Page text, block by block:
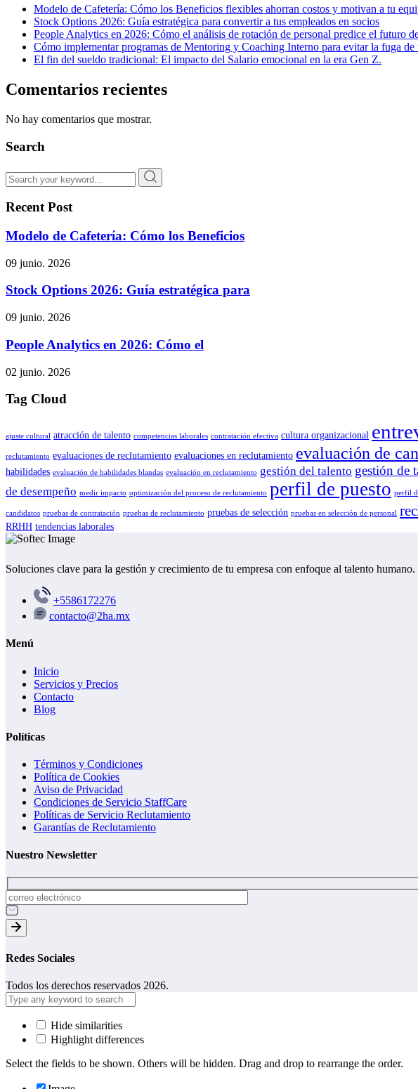
Modelo de Cafetería: Cómo los Beneficios flexibles ahorran costos y motivan a tu
Stock Options 2026: Guía estratégica para convertir a tus empleados en socios
People Analytics en 2026: Cómo el análisis de rotación de personal predice el futuro
Cómo implementar programas de Mentoring y Coaching Interno para evitar la fuga de
El fin del sueldo tradicional: El impacto del Salario emocional en la era Gen Z.
Comentarios recientes
No hay comentarios que mostrar.
Search
Recent Post
Modelo de Cafetería: Cómo los Beneficios
09 junio. 2026
Stock Options 2026: Guía estratégica para
09 junio. 2026
People Analytics en 2026: Cómo el
02 junio. 2026
Tag Cloud
ajuste cultural atracción de talento competencias laborales contratación efectiva cultura organizacional
reclutamiento evaluaciones de reclutamiento evaluaciones en reclutamiento evaluación de
habilidades evaluación de habilidades blandas evaluación en reclutamiento gestión del talento gestión de
de desempeño medir impacto optimización del proceso de reclutamiento perfil de puesto perfil
candidatos pruebas de contratación pruebas de reclutamiento pruebas de selección pruebas en selección de personal
RRHH tendencias laborales
Soluciones clave para la gestión y crecimiento de tu empresa con enfoque al talento humano.
+5586172276
contacto@2ha.mx
Menú
Inicio
Servicios y Precios
Contacto
Blog
Políticas
Términos y Condiciones
Política de Cookies
Aviso de Privacidad
Condiciones de Servicio StaffCare
Políticas de Servicio Reclutamiento
Garantías de Reclutamiento
Nuestro Newsletter
Redes Sociales
Todos los derechos reservados 2026.
Hide similarities
Highlight differences
Select the fields to be shown. Others will be hidden. Drag and drop to rearrange the order.